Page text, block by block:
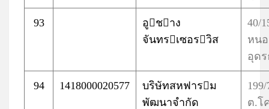
93
อูชาง
จันทรเซอรวิส
40/
หนอ
อุด
94 1418000020577
บริษัทสหฟารม
พัฒนาจำกัด
ต.โ